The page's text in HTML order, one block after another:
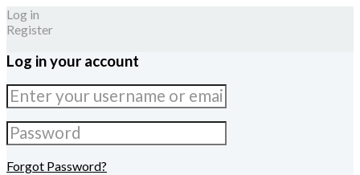
Log in
Register
Log in your account
Forgot Password?